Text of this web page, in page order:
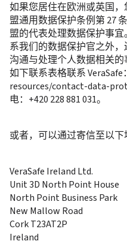
如果您居住在欧洲或英国，
盟通用数据保护条例第 27
盟的代表处理数据保护事
系我们的数据保护官之外，
沟通与处理个人数据相关
如下联系表格联系
resources/contact-data-
电：+420 228 881 031。
或者，可以通过寄信至以下
VeraSafe Ireland Ltd.
Unit 3D North Point House
North Point Business Park
New Mallow Road
Cork T23AT2P
Ireland